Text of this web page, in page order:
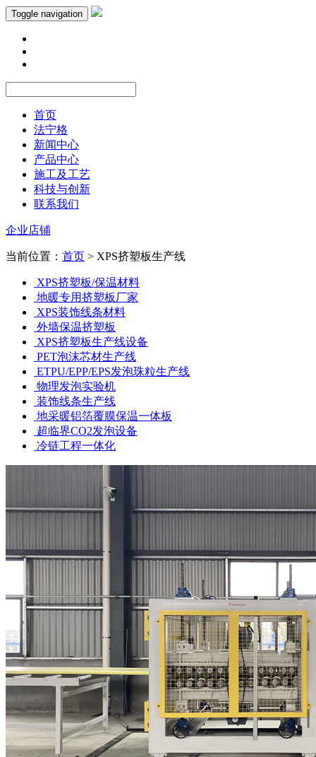
Toggle navigation
首页
法宁格
新闻中心
产品中心
施工及工艺
科技与创新
联系我们
企业店铺
当前位置： 首页 > XPS挤塑板生产线
XPS挤塑板/保温材料
地暖专用挤塑板厂家
XPS装饰线条材料
外墙保温挤塑板
XPS挤塑板生产线设备
PET泡沫芯材生产线
ETPU/EPP/EPS发泡珠粒生产线
物理发泡实验机
装饰线条生产线
地采暖铝箔覆膜保温一体板
超临界CO2发泡设备
冷链工程一体化